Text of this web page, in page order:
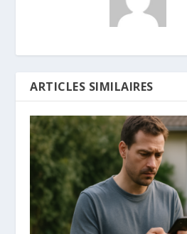
ARTICLES SIMILAIRES